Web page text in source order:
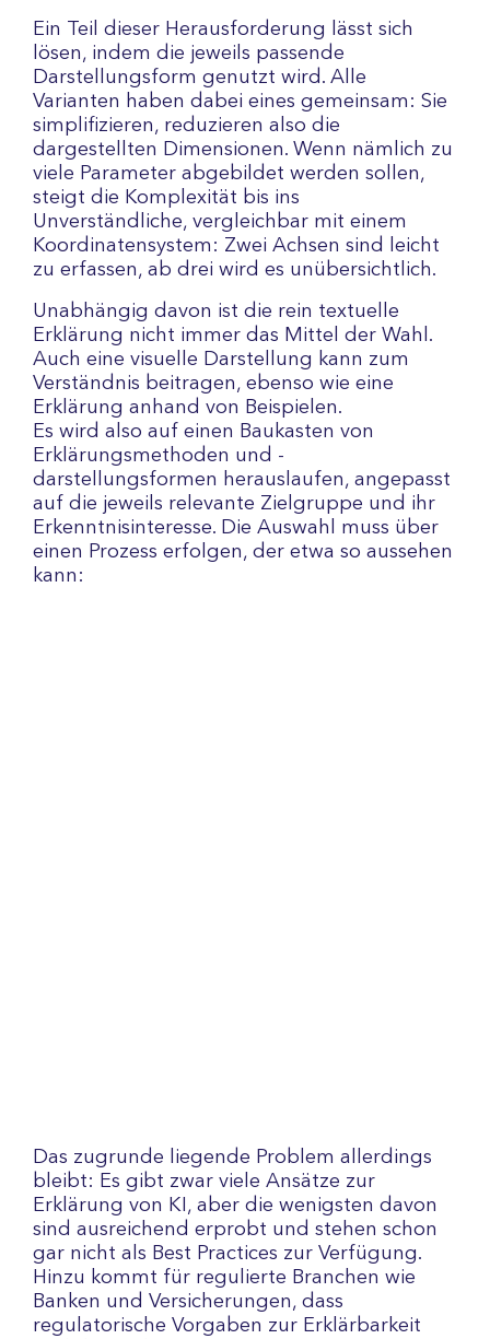
Ein Teil dieser Herausforderung lässt sich
lösen, indem die jeweils passende
Darstellungsform genutzt wird. Alle
Varianten haben dabei eines gemeinsam: Sie
simplifizieren, reduzieren also die
dargestellten Dimensionen. Wenn nämlich zu
viele Parameter abgebildet werden sollen,
steigt die Komplexität bis ins
Unverständliche, vergleichbar mit einem
Koordinatensystem: Zwei Achsen sind leicht
zu erfassen, ab drei wird es unübersichtlich.
Unabhängig davon ist die rein textuelle
Erklärung nicht immer das Mittel der Wahl.
Auch eine visuelle Darstellung kann zum
Verständnis beitragen, ebenso wie eine
Erklärung anhand von Beispielen.
Es wird also auf einen Baukasten von
Erklärungsmethoden und -
darstellungsformen herauslaufen, angepasst
auf die jeweils relevante Zielgruppe und ihr
Erkenntnisinteresse. Die Auswahl muss über
einen Prozess erfolgen, der etwa so aussehen
kann:
Das zugrunde liegende Problem allerdings
bleibt: Es gibt zwar viele Ansätze zur
Erklärung von KI, aber die wenigsten davon
sind ausreichend erprobt und stehen schon
gar nicht als Best Practices zur Verfügung.
Hinzu kommt für regulierte Branchen wie
Banken und Versicherungen, dass
regulatorische Vorgaben zur Erklärbarkeit